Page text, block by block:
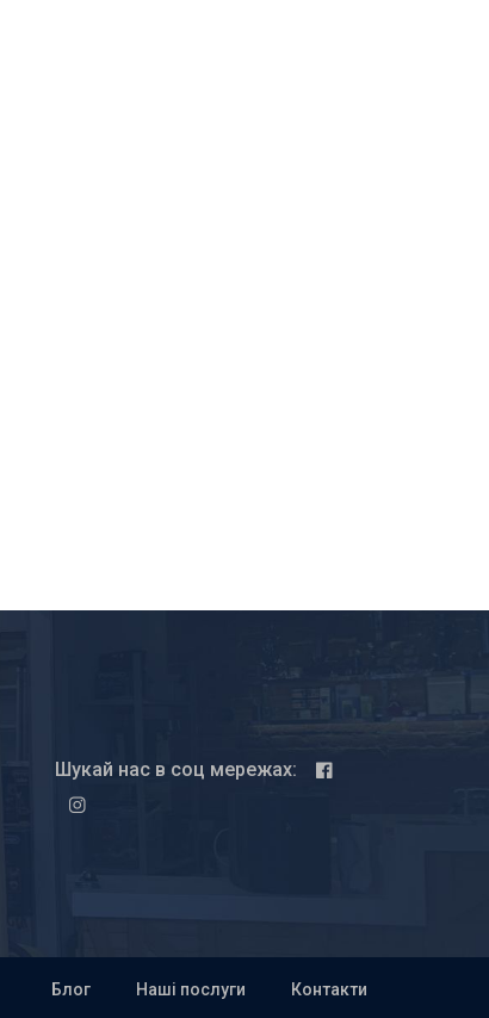
Шукай нас в соц мережах:
Блог Наші послуги Контакти